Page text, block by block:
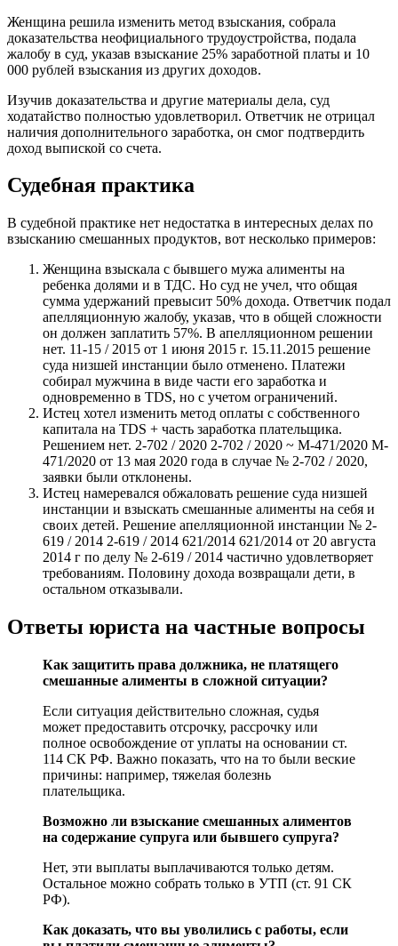
Женщина решила изменить метод взыскания, собрала
доказательства неофициального трудоустройства, подала
жалобу в суд, указав взыскание 25% заработной платы и 10
000 рублей взыскания из других доходов.
Изучив доказательства и другие материалы дела, суд
ходатайство полностью удовлетворил. Ответчик не отрицал
наличия дополнительного заработка, он смог подтвердить
доход выпиской со счета.
Судебная практика
В судебной практике нет недостатка в интересных делах по
взысканию смешанных продуктов, вот несколько примеров:
Женщина взыскала с бывшего мужа алименты на
ребенка долями и в ТДС. Но суд не учел, что общая
сумма удержаний превысит 50% дохода. Ответчик подал
апелляционную жалобу, указав, что в общей сложности
он должен заплатить 57%. В апелляционном решении
нет. 11-15 / 2015 от 1 июня 2015 г. 15.11.2015 решение
суда низшей инстанции было отменено. Платежи
собирал мужчина в виде части его заработка и
одновременно в TDS, но с учетом ограничений.
Истец хотел изменить метод оплаты с собственного
капитала на TDS + часть заработка плательщика.
Решением нет. 2-702 / 2020 2-702 / 2020 ~ M-471/2020 M-
471/2020 от 13 мая 2020 года в случае № 2-702 / 2020,
заявки были отклонены.
Истец намеревался обжаловать решение суда низшей
инстанции и взыскать смешанные алименты на себя и
своих детей. Решение апелляционной инстанции № 2-
619 / 2014 2-619 / 2014 621/2014 621/2014 от 20 августа
2014 г по делу № 2-619 / 2014 частично удовлетворяет
требованиям. Половину дохода возвращали дети, в
остальном отказывали.
Ответы юриста на частные вопросы
Как защитить права должника, не платящего
смешанные алименты в сложной ситуации?
Если ситуация действительно сложная, судья
может предоставить отсрочку, рассрочку или
полное освобождение от уплаты на основании ст.
114 СК РФ. Важно показать, что на то были веские
причины: например, тяжелая болезнь
плательщика.
Возможно ли взыскание смешанных алиментов
на содержание супруга или бывшего супруга?
Нет, эти выплаты выплачиваются только детям.
Остальное можно собрать только в УТП (ст. 91 СК
РФ).
Как доказать, что вы уволились с работы, если